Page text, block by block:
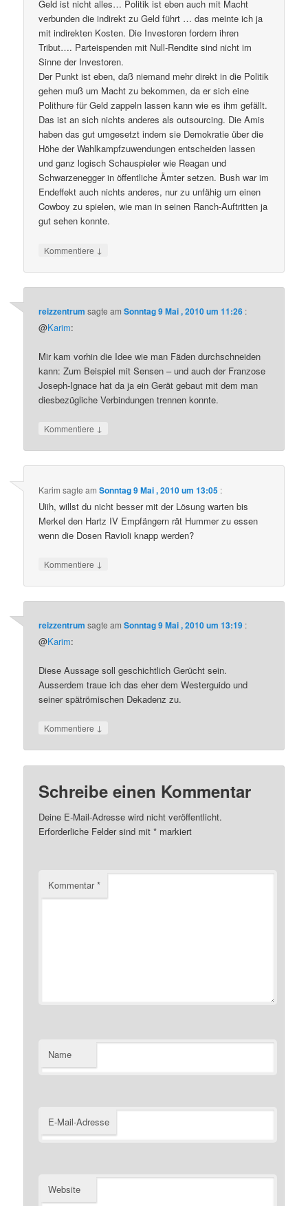
Geld ist nicht alles… Politik ist eben auch mit Macht
verbunden die indirekt zu Geld führt … das meinte ich ja
mit indirekten Kosten. Die Investoren fordern ihren
Tribut…. Parteispenden mit Null-Rendite sind nicht im
Sinne der Investoren.
Der Punkt ist eben, daß niemand mehr direkt in die Politik
gehen muß um Macht zu bekommen, da er sich eine
Polithure für Geld zappeln lassen kann wie es ihm gefällt.
Das ist an sich nichts anderes als outsourcing. Die Amis
haben das gut umgesetzt indem sie Demokratie über die
Höhe der Wahlkampfzuwendungen entscheiden lassen
und ganz logisch Schauspieler wie Reagan und
Schwarzenegger in öffentliche Ämter setzen. Bush war im
Endeffekt auch nichts anderes, nur zu unfähig um einen
Cowboy zu spielen, wie man in seinen Ranch-Auftritten ja
gut sehen konnte.
Kommentiere ↓
reizzentrum sagte amSonntag 9 Mai , 2010 um 11:26 :
@Karim:
Mir kam vorhin die Idee wie man Fäden durchschneiden
kann: Zum Beispiel mit Sensen – und auch der Franzose
Joseph-Ignace hat da ja ein Gerät gebaut mit dem man
diesbezügliche Verbindungen trennen konnte.
Kommentiere ↓
Karim sagte amSonntag 9 Mai , 2010 um 13:05 :
Uiih, willst du nicht besser mit der Lösung warten bis
Merkel den Hartz IV Empfängern rät Hummer zu essen
wenn die Dosen Ravioli knapp werden?
Kommentiere ↓
reizzentrum sagte amSonntag 9 Mai , 2010 um 13:19 :
@Karim:
Diese Aussage soll geschichtlich Gerücht sein.
Ausserdem traue ich das eher dem Westerguido und
seiner spätrömischen Dekadenz zu.
Kommentiere ↓
Schreibe einen Kommentar
Deine E-Mail-Adresse wird nicht veröffentlicht.
Erforderliche Felder sind mit* markiert
Kommentar*
Name
E-Mail-Adresse
Website